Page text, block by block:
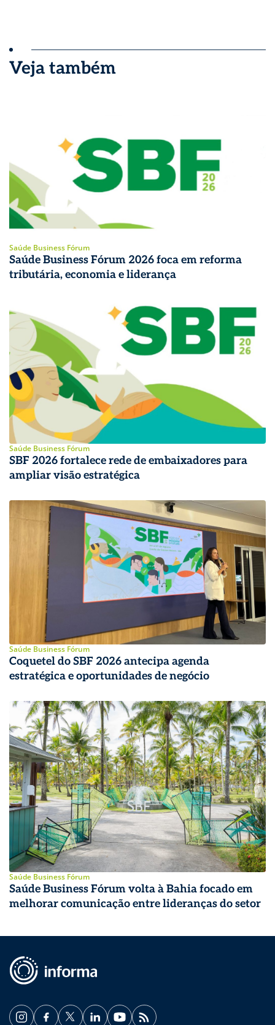
Veja também
Saúde Business Fórum
Saúde Business Fórum 2026 foca em reforma
tributária, economia e liderança
Saúde Business Fórum
SBF 2026 fortalece rede de embaixadores para
ampliar visão estratégica
Saúde Business Fórum
Coquetel do SBF 2026 antecipa agenda
estratégica e oportunidades de negócio
Saúde Business Fórum
Saúde Business Fórum volta à Bahia focado em
melhorar comunicação entre lideranças do setor